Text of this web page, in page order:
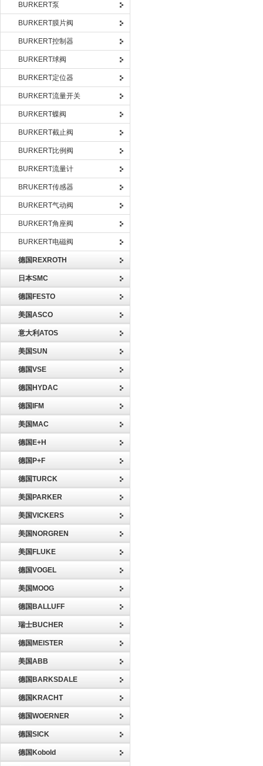
BURKERT泵
BURKERT膜片阀
BURKERT控制器
BURKERT球阀
BURKERT定位器
BURKERT流量开关
BURKERT蝶阀
BURKERT截止阀
BURKERT比例阀
BURKERT流量计
BRUKERT传感器
BURKERT气动阀
BURKERT角座阀
BURKERT电磁阀
德国REXROTH
日本SMC
德国FESTO
美国ASCO
意大利ATOS
美国SUN
德国VSE
德国HYDAC
德国IFM
美国MAC
德国E+H
德国P+F
德国TURCK
美国PARKER
美国VICKERS
美国NORGREN
美国FLUKE
德国VOGEL
美国MOOG
德国BALLUFF
瑞士BUCHER
德国MEISTER
美国ABB
德国BARKSDALE
德国KRACHT
德国WOERNER
德国SICK
德国Kobold